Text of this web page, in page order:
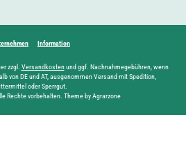
Information
zzgl. Versandkostenund ggf. Nachnahmegebühren, wenn
von DE und AT, ausgenommen Versand mit Spedition,
oder Sperrgut.
Rechte vorbehalten. Theme by Agrarzone